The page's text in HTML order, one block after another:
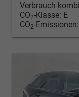
Verbrauch
CO2-Klasse: E
CO2-Emissionen: